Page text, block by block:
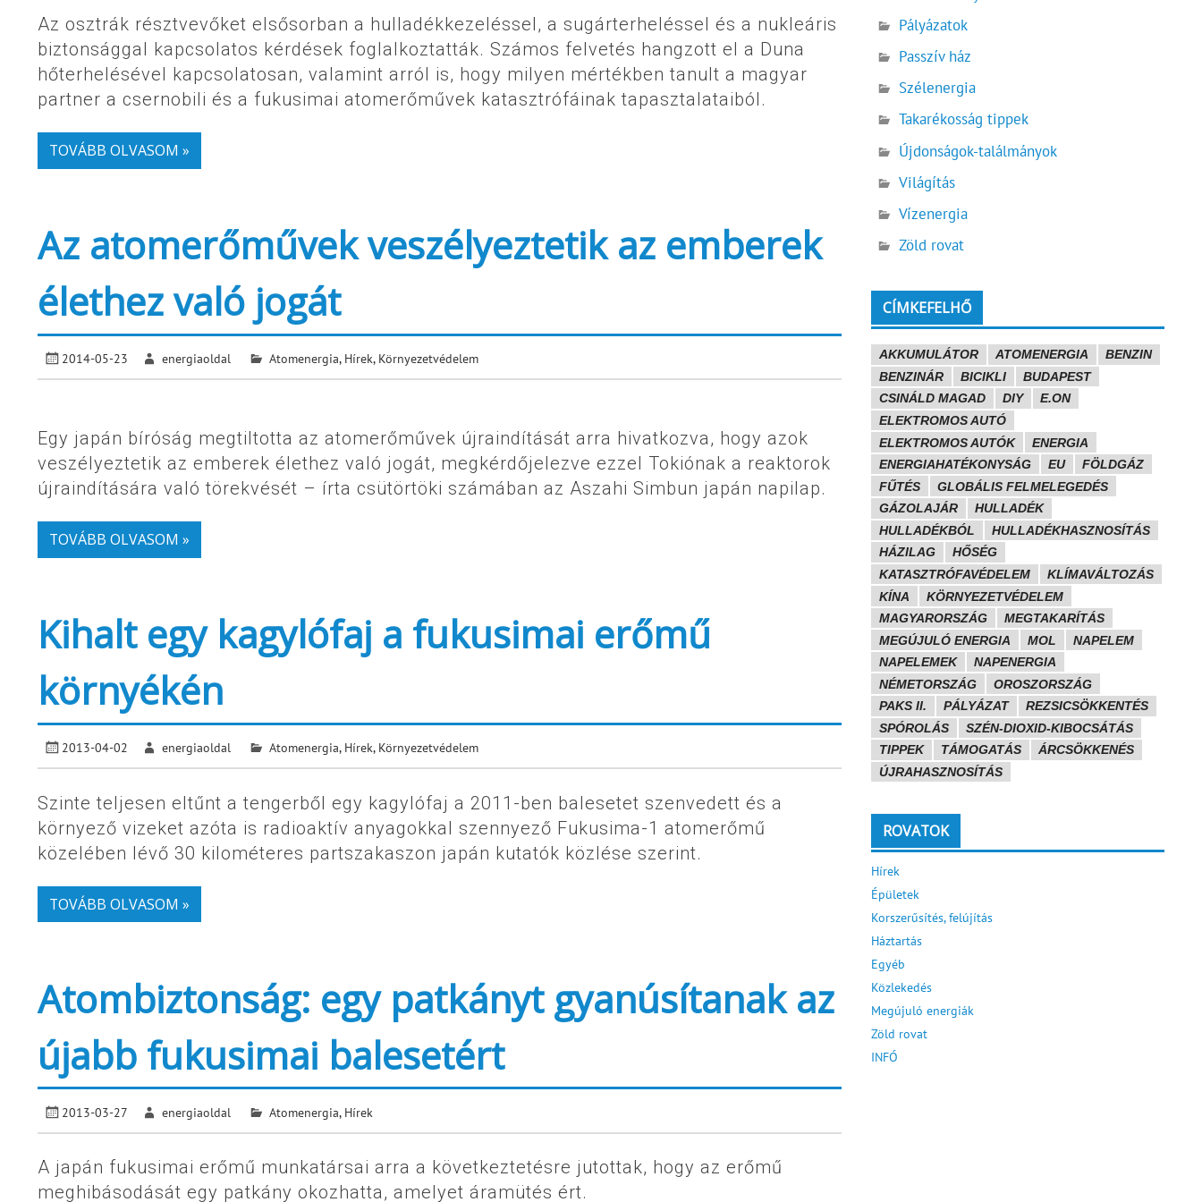
Az osztrák résztvevőket elsősorban a hulladékkezeléssel, a sugárterheléssel és a nukleáris
biztonsággal kapcsolatos kérdések foglalkoztatták. Számos felvetés hangzott el a Duna
hőterhelésével kapcsolatosan, valamint arról is, hogy milyen mértékben tanult a magyar
partner a csernobili és a fukusimai atomerőművek katasztrófáinak tapasztalataiból.
TOVÁBB OLVASOM »
Az atomerőművek veszélyeztetik az emberek
élethez való jogát
2014-05-23 energiaoldal Atomenergia, Hírek, Környezetvédelem
Egy japán bíróság megtiltotta az atomerőművek újraindítását arra hivatkozva, hogy azok
veszélyeztetik az emberek élethez való jogát, megkérdőjelezve ezzel Tokiónak a reaktorok
újraindítására való törekvését – írta csütörtöki számában az Aszahi Simbun japán napilap.
TOVÁBB OLVASOM »
Kihalt egy kagylófaj a fukusimai erőmű
környékén
2013-04-02 energiaoldal Atomenergia, Hírek, Környezetvédelem
Szinte teljesen eltűnt a tengerből egy kagylófaj a 2011-ben balesetet szenvedett és a
környező vizeket azóta is radioaktív anyagokkal szennyező Fukusima-1 atomerőmű
közelében lévő 30 kilométeres partszakaszon japán kutatók közlése szerint.
TOVÁBB OLVASOM »
Atombiztonság: egy patkányt gyanúsítanak az
újabb fukusimai balesetért
2013-03-27 energiaoldal Atomenergia, Hírek
A japán fukusimai erőmű munkatársai arra a következtetésre jutottak, hogy az erőmű
meghibásodását egy patkány okozhatta, amelyet áramütés ért.
Pályázatok
Passzív ház
Szélenergia
Takarékosság tippek
Újdonságok-találmányok
Világítás
Vízenergia
Zöld rovat
CÍMKEFELHŐ
AKKUMULÁTOR ATOMENERGIA
BENZIN
BENZINÁR
BICIKLI
BUDAPEST
CSINÁLD MAGAD
DIY
E.ON
ELEKTROMOS AUTÓ
ELEKTROMOS AUTÓK
ENERGIA
ENERGIAHATÉKONYSÁG
EU
FÖLDGÁZ
FŰTÉS
GLOBÁLIS FELMELEGEDÉS
GÁZOLAJÁR
HULLADÉK
HULLADÉKBÓL
HULLADÉKHASZNOSÍTÁS
HÁZILAG
HŐSÉG
KATASZTRÓFAVÉDELEM
KLÍMAVÁLTOZÁS
KÍNA
KÖRNYEZETVÉDELEM
MAGYARORSZÁG
MEGTAKARÍTÁS
MEGÚJULÓ ENERGIA
MOL
NAPELEM
NAPELEMEK
NAPENERGIA
NÉMETORSZÁG
OROSZORSZÁG
PAKS II.
PÁLYÁZAT
REZSICSÖKKENTÉS
SPÓROLÁS
SZÉN-DIOXID-KIBOCSÁTÁS
TIPPEK
TÁMOGATÁS
ÁRCSÖKKENÉS
ÚJRAHASZNOSÍTÁS
ROVATOK
Hírek
Épületek
Korszerűsítés, felújítás
Háztartás
Egyéb
Közlekedés
Megújuló energiák
Zöld rovat
INFÓ